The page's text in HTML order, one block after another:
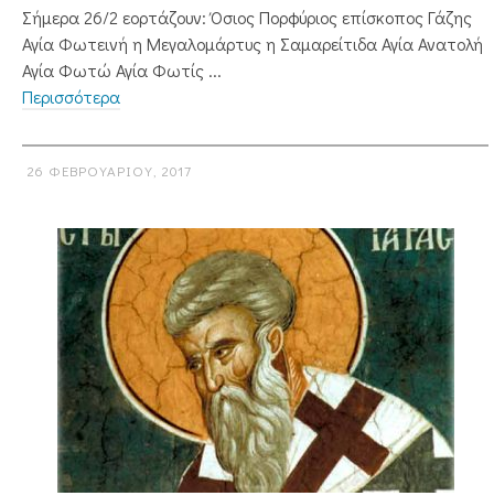
Σήμερα 26/2 εορτάζουν: Όσιος Πορφύριος επίσκοπος Γάζης
Αγία Φωτεινή η Μεγαλομάρτυς η Σαμαρείτιδα Αγία Ανατολή
Αγία Φωτώ Αγία Φωτίς ...
Περισσότερα
26 ΦΕΒΡΟΥΑΡΊΟΥ, 2017